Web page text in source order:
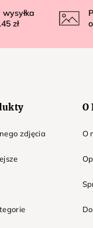
zł
zdjęcia
O
O